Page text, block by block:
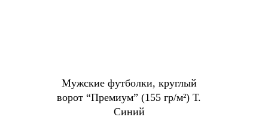
Мужские футболки, круглый
ворот “Премиум” (155 гр/м²) Т.
Синий